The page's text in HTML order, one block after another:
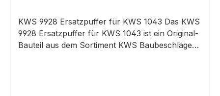
KWS 9928 Ersatzpuffer für KWS 1043 Das KWS
9928 Ersatzpuffer für KWS 1043 ist ein Original-
Bauteil aus dem Sortiment KWS Baubeschläge